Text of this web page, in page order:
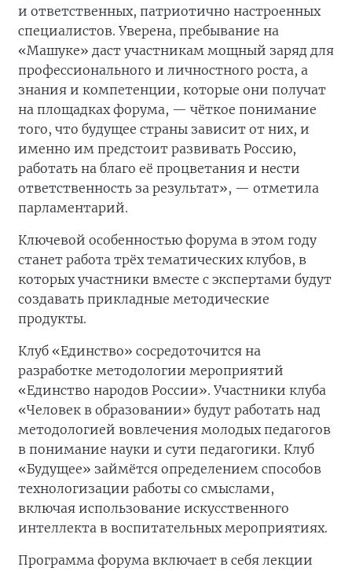
и ответственных, патриотично настроенных
специалистов. Уверена, пребывание на
«Машуке» даст участникам мощный заряд для
профессионального и личностного роста, а
знания и компетенции, которые они получат
на площадках форума, — чёткое понимание
того, что будущее страны зависит от них, и
именно им предстоит развивать Россию,
работать на благо её процветания и нести
ответственность за результат», — отметила
парламентарий.
Ключевой особенностью форума в этом году
станет работа трёх тематических клубов, в
которых участники вместе с экспертами будут
создавать прикладные методические
продукты.
Клуб «Единство» сосредоточится на
разработке методологии мероприятий
«Единство народов России». Участники клуба
«Человек в образовании» будут работать над
методологией вовлечения молодых педагогов
в понимание науки и сути педагогики. Клуб
«Будущее» займётся определением способов
технологизации работы со смыслами,
включая использование искусственного
интеллекта в воспитательных мероприятиях.
Программа форума включает в себя лекции